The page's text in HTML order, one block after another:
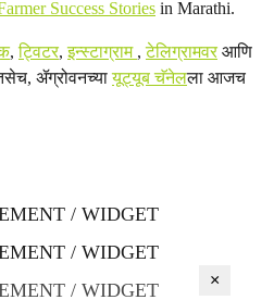
Success Stories in Marathi.
,ट्विटर,इन्स्टाग्राम ,टेलिग्रामवरआणि
ॲग्रोवनच्यायूट्यूब चॅनेलला आजच
/ WIDGET
/ WIDGET
/ WIDGET
×